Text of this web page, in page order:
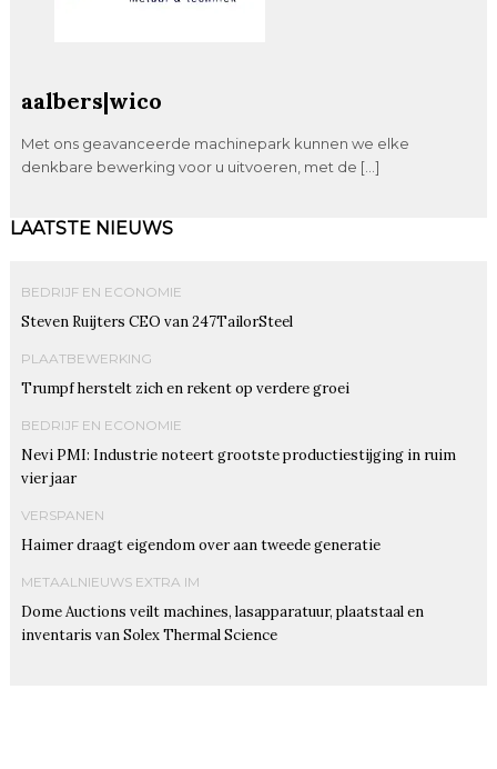
aalbers|wico
Met ons geavanceerde machinepark kunnen we elke
denkbare bewerking voor u uitvoeren, met de […]
LAATSTE NIEUWS
BEDRIJF EN ECONOMIE
Steven Ruijters CEO van 247TailorSteel
PLAATBEWERKING
Trumpf herstelt zich en rekent op verdere groei
BEDRIJF EN ECONOMIE
Nevi PMI: Industrie noteert grootste productiestijging in ruim
vier jaar
VERSPANEN
Haimer draagt eigendom over aan tweede generatie
METAALNIEUWS EXTRA IM
Dome Auctions veilt machines, lasapparatuur, plaatstaal en
inventaris van Solex Thermal Science